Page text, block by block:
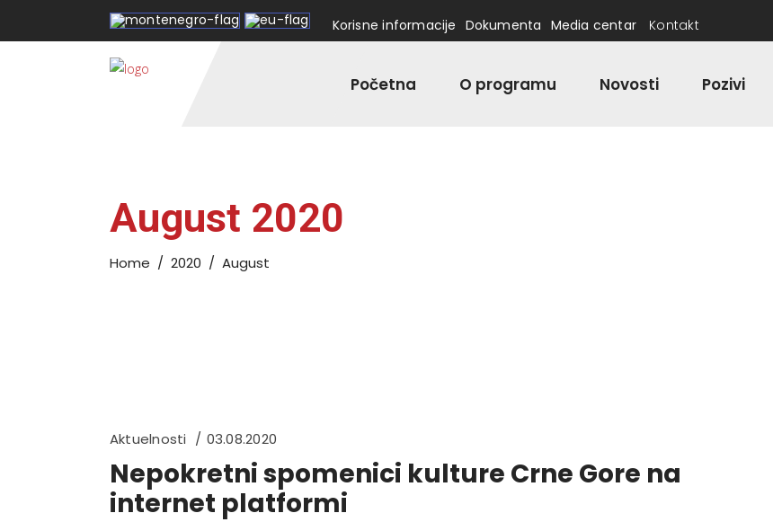
Korisne informacije Dokumenta Media centar Kontakt
Početna O programu Novosti Pozivi
August 2020
Home / 2020 / August
Aktuelnosti 03.08.2020
Nepokretni spomenici kulture Crne Gore na
internet platformi